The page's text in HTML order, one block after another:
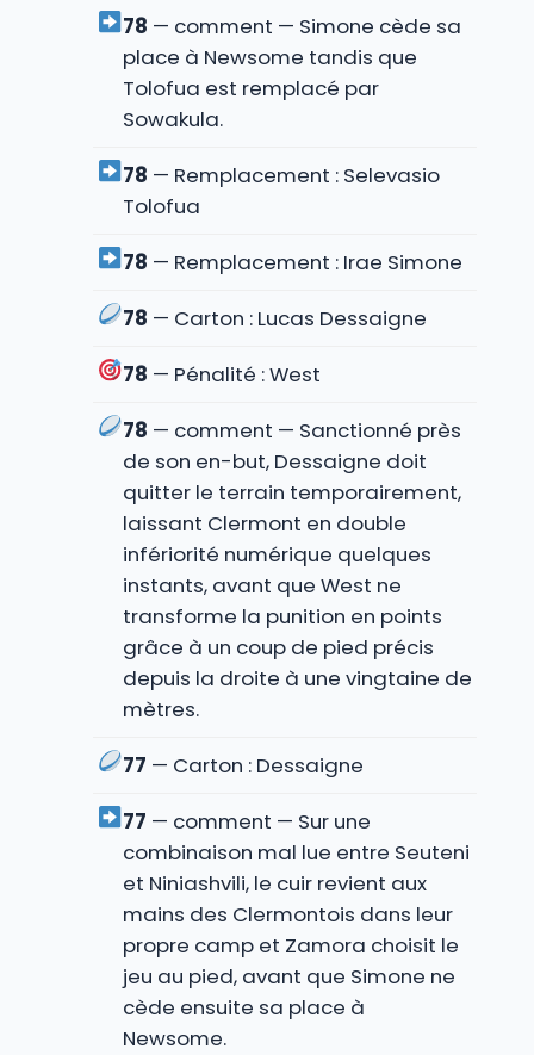
78 — comment — Simone cède sa
place à Newsome tandis que
Tolofua est remplacé par
Sowakula.
78 — Remplacement : Selevasio
Tolofua
78 — Remplacement : Irae Simone
78 — Carton : Lucas Dessaigne
78 — Pénalité : West
78 — comment — Sanctionné près
de son en-but, Dessaigne doit
quitter le terrain temporairement,
laissant Clermont en double
infériorité numérique quelques
instants, avant que West ne
transforme la punition en points
grâce à un coup de pied précis
depuis la droite à une vingtaine de
mètres.
77 — Carton : Dessaigne
77 — comment — Sur une
combinaison mal lue entre Seuteni
et Niniashvili, le cuir revient aux
mains des Clermontois dans leur
propre camp et Zamora choisit le
jeu au pied, avant que Simone ne
cède ensuite sa place à
Newsome.